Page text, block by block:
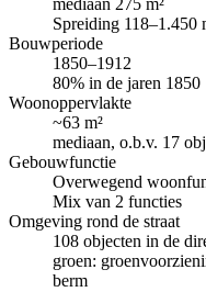
mediaan 275 m²
Spreiding 118–1.450
Bouwperiode
1850–1912
80% in de jaren 1850
Woonoppervlakte
~63 m²
mediaan, o.b.v. 17
Gebouwfunctie
Overwegend
Mix van 2 functies
Omgeving rond de straat
108 objecten in de
groen:
berm